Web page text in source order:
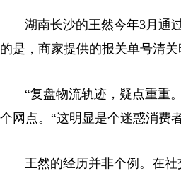
湖南长沙的王然今年3月通过
的是，商家提供的报关单号清
“复盘物流轨迹，疑点重重。
个网点。“这明显是个迷惑消费
王然的经历并非个例。在社